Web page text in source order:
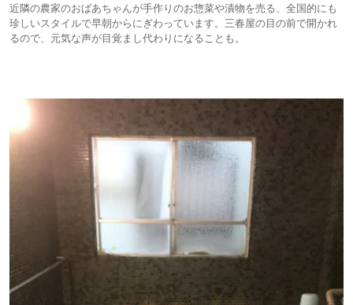
近隣の農家のおばあちゃんが手作りのお惣菜や漬物を売る、全国的にも
珍しいスタイルで早朝からにぎわっています。三春屋の目の前で開かれ
るので、元気な声が目覚まし代わりになることも。